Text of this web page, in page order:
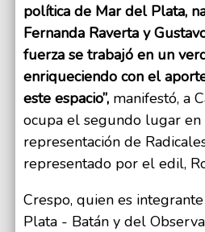
política de Mar del Plata,
Fernanda Raverta y
fuerza se trabajó en un
enriqueciendo con el
este espacio”, manifestó, a
ocupa el segundo lugar
representación de
representado por el edil,
Crespo, quien es
Plata - Batán y del